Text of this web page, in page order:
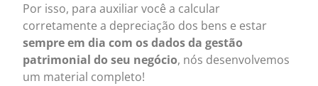
Por isso, para auxiliar você a calcular
corretamente a depreciação dos bens e estar
sempre em dia com os dados da gestão
patrimonial do seu negócio, nós desenvolvemos
um material completo!